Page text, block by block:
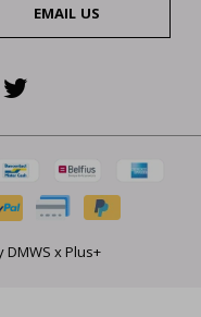
EMAIL US
DMWS x Plus+